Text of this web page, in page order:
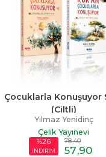
Konuşuyor Seti
Yenidinç
Yayınevi
,40
,90